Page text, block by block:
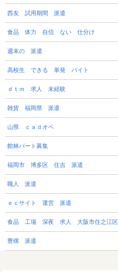
西友 試用期間 派遣
食品 体力 自信 ない 仕分け
週末の 派遣
高校生 できる 単発 バイト
ｄｔｍ 求人 未経験
雑貨 福岡県 派遣
山県 ｃａｄオペ
館林パート募集
福岡市 博多区 住吉 派遣
職人 派遣
ｅｃサイト 運営 派遣
食品 工場 深夜 求人 大阪市住之江区
豊穣 派遣